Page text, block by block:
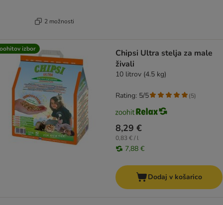
2 možnosti
izbor
Chipsi Ultra stelja za male
živali
10 litrov (4.5 kg)
8,29 €
0,83 € / l
7,88 €
Rating: 5/5 (5)
Dodaj v košarico